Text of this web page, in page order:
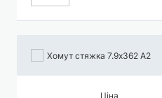
Хомут стяжка 7.9х362 А2
Ціна